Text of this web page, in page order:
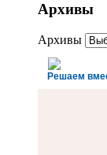
Архивы
Архивы
Решаем